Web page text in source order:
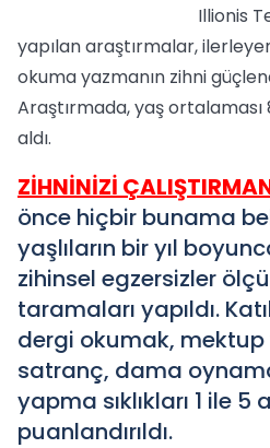
Illionis
yapılan araştırmalar,
okuma yazmanın zihni
Araştırmada, yaş ortalaması
aldı.
ZİHNİNİZİ
önce hiçbir bunama
yaşlıların bir yıl
zihinsel egzersizler
taramaları yapıldı.
dergi okumak,
satranç, dama
yapma sıklıkları 1 ile 5
puanlandırıldı.